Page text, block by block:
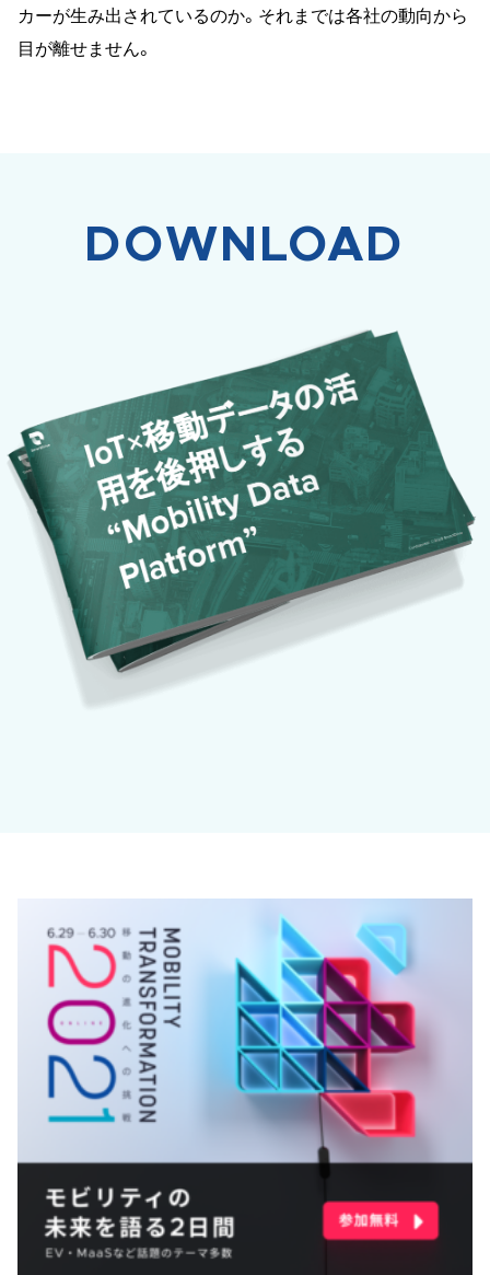
カーが生み出されているのか。それまでは各社の動向から
目が離せません。
DOWNLOAD